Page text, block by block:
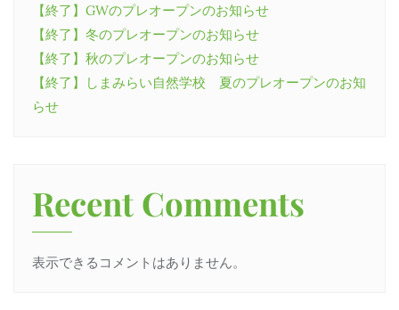
【終了】GWのプレオープンのお知らせ
【終了】冬のプレオープンのお知らせ
【終了】秋のプレオープンのお知らせ
【終了】しまみらい自然学校 夏のプレオープンのお知
らせ
Recent Comments
表示できるコメントはありません。